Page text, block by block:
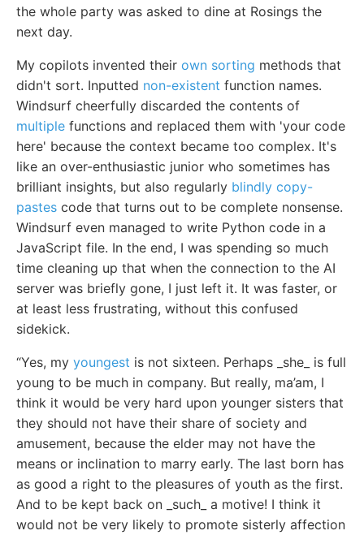
the whole party was asked to dine at Rosings the
next day.
My copilots invented their own sorting methods that
didn't sort. Inputted non-existent function names.
Windsurf cheerfully discarded the contents of
multiple functions and replaced them with 'your code
here' because the context became too complex. It's
like an over-enthusiastic junior who sometimes has
brilliant insights, but also regularly blindly copy-
pastes code that turns out to be complete nonsense.
Windsurf even managed to write Python code in a
JavaScript file. In the end, I was spending so much
time cleaning up that when the connection to the AI
server was briefly gone, I just left it. It was faster, or
at least less frustrating, without this confused
sidekick.
“Yes, my youngest is not sixteen. Perhaps _she_ is full
young to be much in company. But really, ma’am, I
think it would be very hard upon younger sisters that
they should not have their share of society and
amusement, because the elder may not have the
means or inclination to marry early. The last born has
as good a right to the pleasures of youth as the first.
And to be kept back on _such_ a motive! I think it
would not be very likely to promote sisterly affection